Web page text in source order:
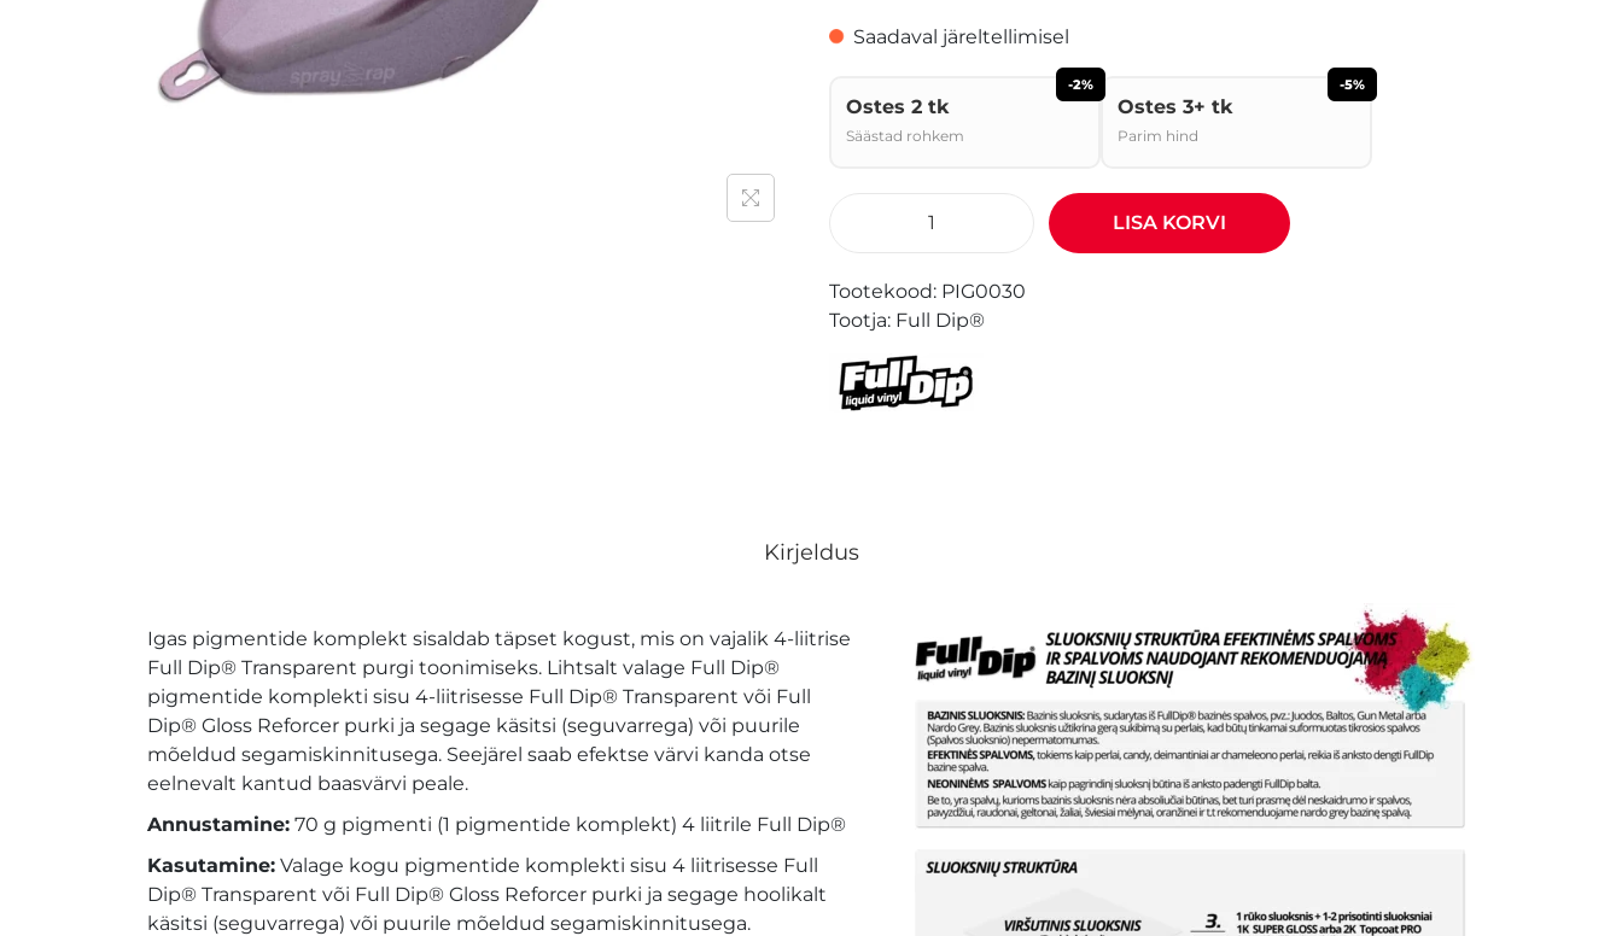
Saadaval järeltellimisel
-2%
Ostes 2 tk
Säästad rohkem
-5%
Ostes 3+ tk
Parim hind
LISA KORVI
Tootekood: PIG0030
Tootja: Full Dip®
Kirjeldus
Igas pigmentide komplekt sisaldab täpset kogust, mis on vajalik 4-liitrise
Full Dip® Transparent purgi toonimiseks. Lihtsalt valage Full Dip®
pigmentide komplekti sisu 4-liitrisesse Full Dip® Transparent või Full
Dip® Gloss Reforcer purki ja segage käsitsi (seguvarrega) või puurile
mõeldud segamiskinnitusega. Seejärel saab efektse värvi kanda otse
eelnevalt kantud baasvärvi peale.
Annustamine: 70 g pigmenti (1 pigmentide komplekt) 4 liitrile Full Dip®
Kasutamine: Valage kogu pigmentide komplekti sisu 4 liitrisesse Full
Dip® Transparent või Full Dip® Gloss Reforcer purki ja segage hoolikalt
käsitsi (seguvarrega) või puurile mõeldud segamiskinnitusega.